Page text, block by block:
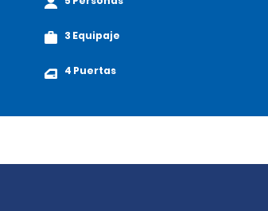
3 Equipaje
4 Puertas